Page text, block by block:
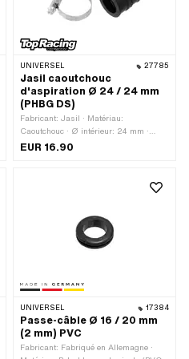
UNIVERSEL 27785
Jasil caoutchouc
d'aspiration Ø 24 / 24 mm
(PHBG DS)
Fabricant: Jasil · Matériau:
Caoutchouc · Ø intérieur: 24 mm ·
Couleur: noir · Ø intérieur 2: 24 mm ·
EUR 16.90
UNIVERSEL 17384
Passe-câble Ø 16 / 20 mm
(2 mm) PVC
Fabricant: Fabriqué en Allemagne ·